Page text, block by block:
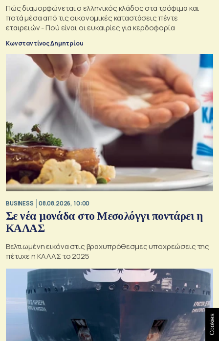
Πώς διαμορφώνεται ο ελληνικός κλάδος στα τρόφιμα και
ποτά μέσα από τις οικονομικές καταστάσεις πέντε
εταιρειών - Πού είναι οι ευκαιρίες για κερδοφορία
Κωνσταντίνος Δημητρίου
BUSINESS 08.08.2026, 10:00
Σε νέα μονάδα στο Μεσολόγγι ποντάρει η
ΚΑΛΑΣ
Βελτιωμένη εικόνα στις βραχυπρόθεσμες υποχρεώσεις της
πέτυχε η ΚΑΛΑΣ το 2025
Cookies